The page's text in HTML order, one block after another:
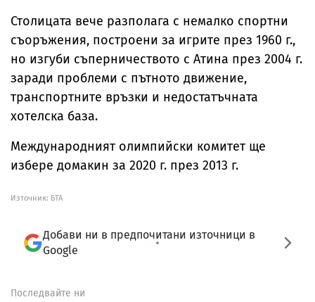
Столицата вече разполага с немалко спортни
съоръжения, построени за игрите през 1960 г.,
но изгуби съперничеството с Атина през 2004 г.
заради проблеми с пътното движение,
транспортните връзки и недостатъчната
хотелска база.
Международният олимпийски комитет ще
избере домакин за 2020 г. през 2013 г.
Източник: БТА
Добави ни в предпочитани източници в
Google
Последвайте ни